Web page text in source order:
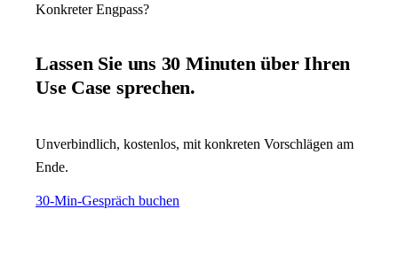
Konkreter Engpass?
Lassen Sie uns 30 Minuten über Ihren
Use Case sprechen.
Unverbindlich, kostenlos, mit konkreten Vorschlägen am
Ende.
30-Min-Gespräch buchen